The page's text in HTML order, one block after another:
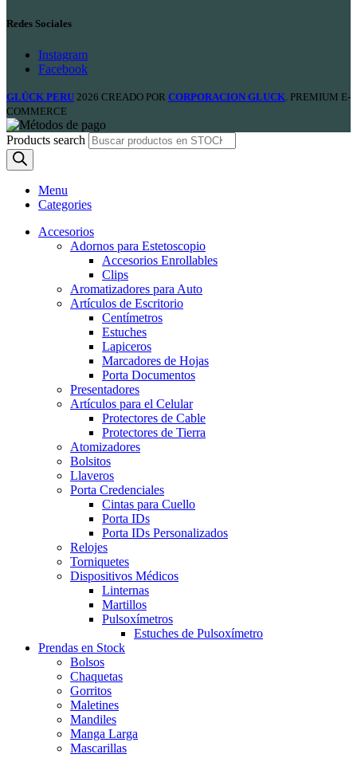
Redes Sociales
Instagram
Facebook
GLÜCK PERU 2026 CREADO POR CORPORACION GLUCK. PREMIUM E-
COMMERCE
Products search
Menu
Categories
Accesorios
Adornos para Estetoscopio
Accesorios Enrollables
Clips
Aromatizadores para Auto
Artículos de Escritorio
Centímetros
Estuches
Lapiceros
Marcadores de Hojas
Porta Documentos
Presentadores
Artículos para el Celular
Protectores de Cable
Protectores de Tierra
Atomizadores
Bolsitos
Llaveros
Porta Credenciales
Cintas para Cuello
Porta IDs
Porta IDs Personalizados
Relojes
Torniquetes
Dispositivos Médicos
Linternas
Martillos
Pulsoxímetros
Estuches de Pulsoxímetro
Prendas en Stock
Bolsos
Chaquetas
Gorritos
Maletines
Mandiles
Manga Larga
Mascarillas